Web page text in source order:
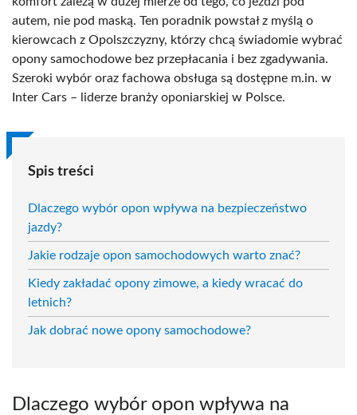
autem, nie pod maską. Ten poradnik powstał z myślą o
kierowcach z Opolszczyzny, którzy chcą świadomie wybrać
opony samochodowe bez przepłacania i bez zgadywania.
Szeroki wybór oraz fachowa obsługa są dostępne m.in. w
Inter Cars – liderze branży oponiarskiej w Polsce.
Spis treści
Dlaczego wybór opon wpływa na bezpieczeństwo
jazdy?
Jakie rodzaje opon samochodowych warto znać?
Kiedy zakładać opony zimowe, a kiedy wracać do
letnich?
Jak dobrać nowe opony samochodowe?
Dlaczego wybór opon wpływa na